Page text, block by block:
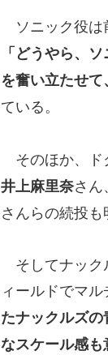
ソニック役は
「どうやら、
を奮い立たせて
ている。
そのほか、ド
井上麻里奈さ
さんらの続投も
そしてナック
ィールドでマ
たナックルズ
なスケール感も